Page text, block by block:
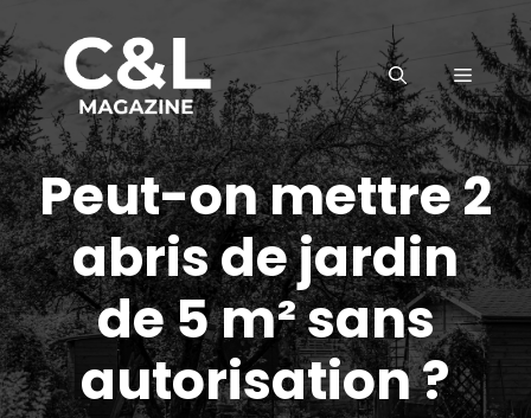
au
contenu
MENU
Peut-on mettre 2
abris de jardin
de 5 m² sans
autorisation ?